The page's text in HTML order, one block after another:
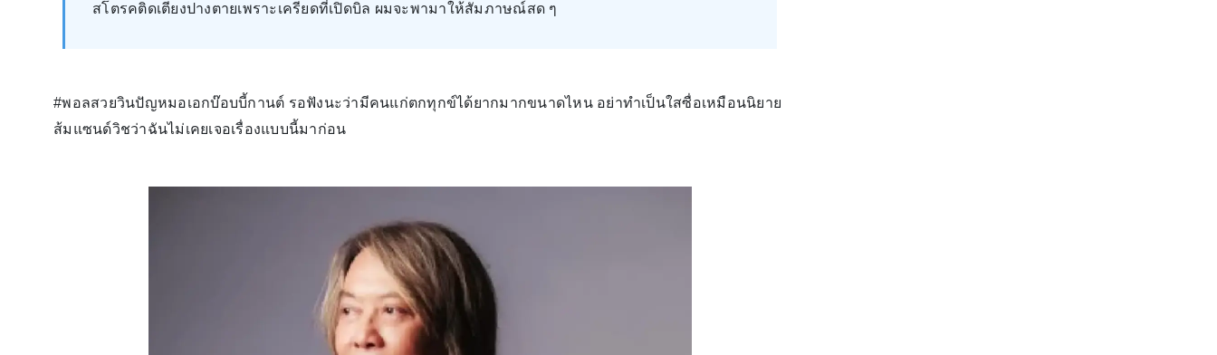
สโตรคติดเตียงปางตายเพราะเครียดที่เปิดบิล ผมจะพามาให้สัมภาษณ์สด ๆ
#พอลสวยวินปัญหมอเอกบ๊อบบี้กานต์ รอฟังนะว่ามีคนแก่ตกทุกข์ได้ยากมากขนาดไหน อย่าทำเป็นใสซื่อเหมือนนิยาย
ส้มแซนด์วิชว่าฉันไม่เคยเจอเรื่องแบบนี้มาก่อน